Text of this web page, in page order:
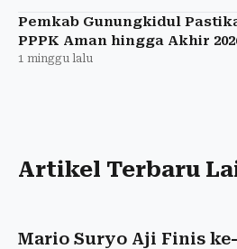
Pemkab Gunungkidul
PPPK Aman hingga Akhir
1 minggu lalu
Artikel Terbaru
Mario Suryo Aji Finis